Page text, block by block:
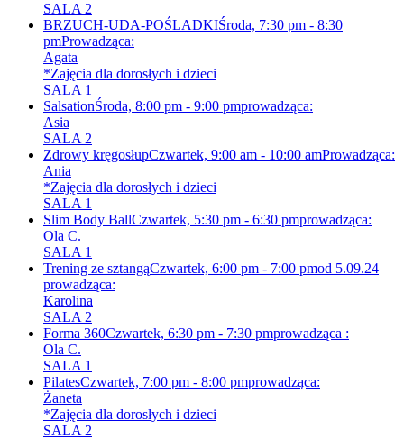
SALA 2
BRZUCH-UDA-POŚLADKIŚroda, 7:30 pm - 8:30
pmProwadząca:
Agata
*Zajęcia dla dorosłych i dzieci
SALA 1
SalsationŚroda, 8:00 pm - 9:00 pmprowadząca:
Asia
SALA 2
Zdrowy kręgosłupCzwartek, 9:00 am - 10:00 amProwadząca:
Ania
*Zajęcia dla dorosłych i dzieci
SALA 1
Slim Body BallCzwartek, 5:30 pm - 6:30 pmprowadząca:
Ola C.
SALA 1
Trening ze sztangąCzwartek, 6:00 pm - 7:00 pmod 5.09.24
prowadząca:
Karolina
SALA 2
Forma 360Czwartek, 6:30 pm - 7:30 pmprowadząca :
Ola C.
SALA 1
PilatesCzwartek, 7:00 pm - 8:00 pmprowadząca:
Żaneta
*Zajęcia dla dorosłych i dzieci
SALA 2